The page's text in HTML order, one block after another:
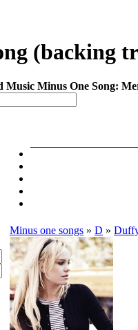
(backing
Music Minus One Song:
Minus one songs » D »